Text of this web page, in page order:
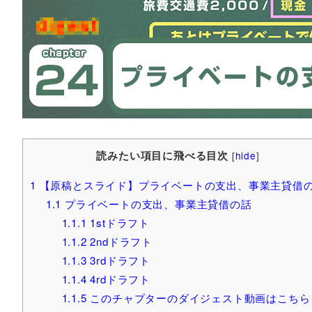
読みたい項目に飛べる目次 [hide]
1
【原稿とスライド】プライベートの支出、事業主貸借
1.1 プライベートの支出、事業主貸借の話
1.1.1 1stドラフト
1.1.2 2ndドラフト
1.1.3 3rdドラフト
1.1.4 4rdドラフト
1.1.5 このチャプターのダイジェスト動画はこちら